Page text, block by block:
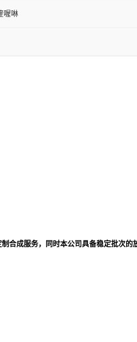
喔啉
合成服务，同时本公司具备稳定批次的